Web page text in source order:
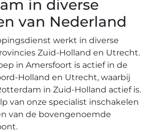
in diverse
van Nederland
werkt in diverse
Zuid-Holland en Utrecht.
in Amersfoort is actief in de
Holland en Utrecht, waarbij
in Zuid-Holland actief is.
van onze specialist inschakelen
van de bovengenoemde